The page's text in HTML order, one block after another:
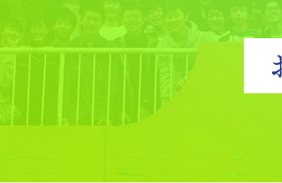
難関中学受験YTコース
中学生コース
高校生コース2026（新年度開講 2月2日(月)より
英会話教室